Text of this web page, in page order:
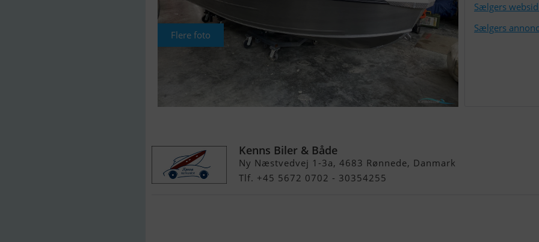
Flere foto
Sælgers
Sælgers
Kenns Biler & Både
Ny Næstvedvej 1-3a, 4683 Rønnede, Danmark
Tlf. +45 5672 0702 - 30354255